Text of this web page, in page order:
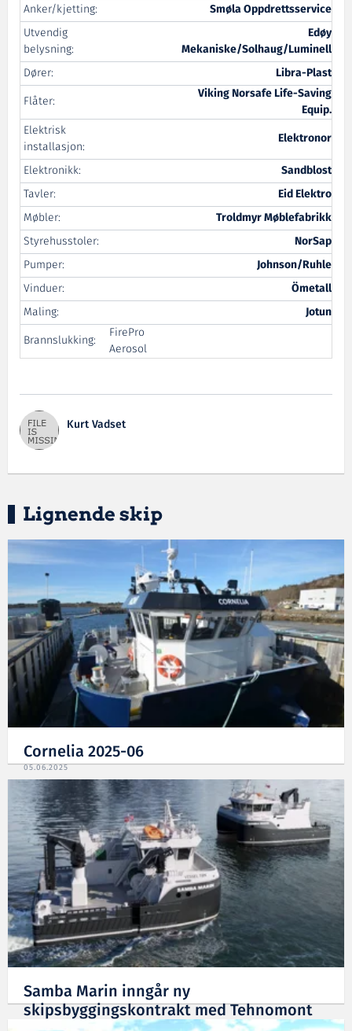
Anker/kjetting:
Smøla Oppdrettsservice
Utvendig
belysning:
Edøy
Mekaniske/Solhaug/Luminell
Dører:
Libra-Plast
Flåter:
Viking Norsafe Life-Saving
Equip.
Elektrisk
installasjon:
Elektronor
Elektronikk:
Sandblost
Tavler:
Eid Elektro
Møbler:
Troldmyr Møblefabrikk
Styrehusstoler:
NorSap
Pumper:
Johnson/Ruhle
Vinduer:
Ömetall
Maling:
Jotun
Brannslukking:
FirePro
Aerosol
Kurt Vadset
Lignende skip
Cornelia 2025-06
05.06.2025
Samba Marin inngår ny
skipsbyggingskontrakt med Tehnomont